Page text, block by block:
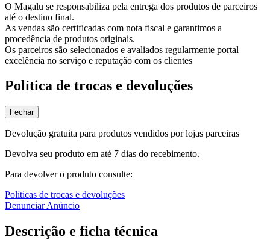
O Magalu se responsabiliza pela entrega dos produtos de parceiros
até o destino final.
As vendas são certificadas com nota fiscal e garantimos a
procedência de produtos originais.
Os parceiros são selecionados e avaliados regularmente portal
excelência no serviço e reputação com os clientes
Política de trocas e devoluções
Fechar
Devolução gratuita para produtos vendidos por lojas parceiras
Devolva seu produto em até 7 dias do recebimento.
Para devolver o produto consulte:
Políticas de trocas e devoluções
Denunciar Anúncio
Descrição e ficha técnica